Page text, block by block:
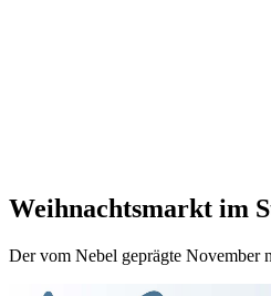
Weihnachtsmarkt im
Der vom Nebel geprägte November